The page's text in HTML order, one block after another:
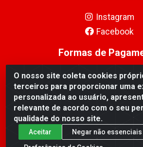
O nosso site coleta cookies
terceiros para proporcionar uma
personalizada ao usuário,
relevante de acordo com o seu
qualidade do nosso site.
Aceitar
Negar não essenciais
Instagram
Facebook
Formas de
Ricopeças Comércio de componentes
Rua Alicio Francisco Mafra, 968 -
Cambé/PR - CEP 86.191-390 - CNPJ
89